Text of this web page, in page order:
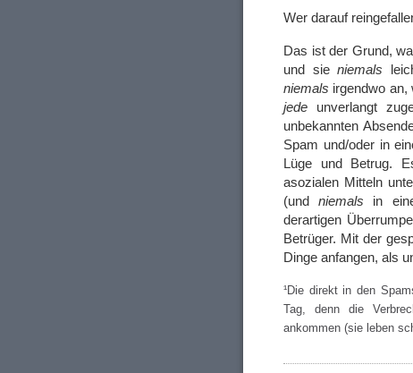
Wer darauf
Das ist der Grund,
und sieniemals
niemals irgendwo an,
jede unverlangt
unbekannten
Spam und/oder in
Lüge und Betrug.
asozialen Mitteln
(undniemals in
derartigen
Betrüger. Mit der
Dinge anfangen, als
¹Die direkt in den
Tag, denn die
ankommen (sie leben